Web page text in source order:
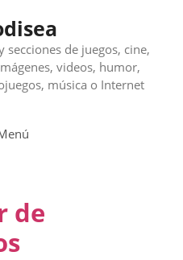
de juegos, cine,
videos, humor,
música o Internet
de